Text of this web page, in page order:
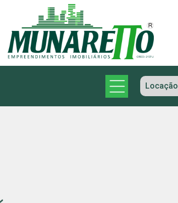
Locação